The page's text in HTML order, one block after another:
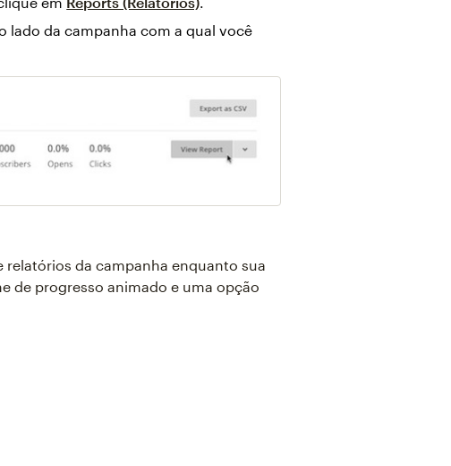
lado da campanha com a qual você
relatórios da campanha enquanto sua
de progresso animado e uma opção